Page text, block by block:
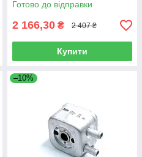
Готово до відправки
2 166,30 ₴ 2 407 ₴
Купити
–10%